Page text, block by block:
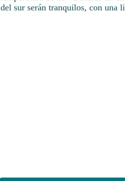
del sur serán tranquilos, con una